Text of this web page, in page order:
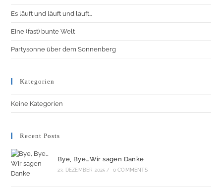
Es läuft und läuft und läuft…
Eine (fast) bunte Welt
Partysonne über dem Sonnenberg
Kategorien
Keine Kategorien
Recent Posts
Bye, Bye…Wir sagen Danke
23. DEZEMBER 2025 / 0 COMMENTS